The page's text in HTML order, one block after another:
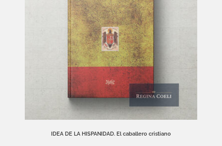
IDEA DE LA HISPANIDAD. El caballero cristiano